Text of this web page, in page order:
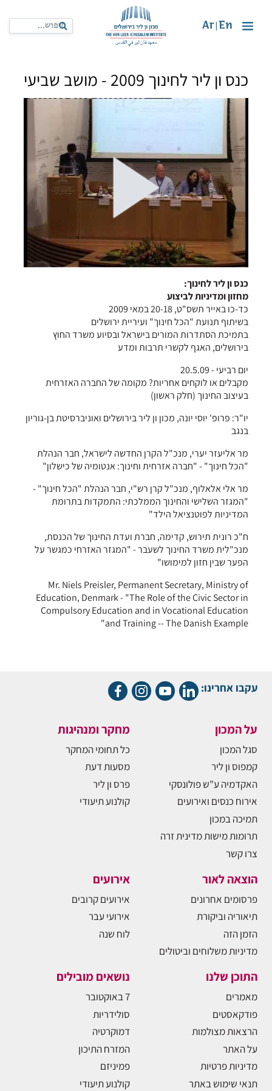
En
Ar
כנס ון ליר לחינוך 2009 - מושב שביעי
כנס ון ליר לחינוך:
מחזון ומדיניות לביצוע
כד-כו באייר תשס"ט, 20-18 במאי 2009
בשיתוף תנועת "הכּל חינוך" ועיריית ירושלים
בתמיכת הסתדרות המורים בישראל ובסיוע משרד החוץ
בירושלים, האגף לקשרי תרבות ומדע
יום רביעי - 20.5.09
מקבלים או לוקחים אחריות? מקומה של החברה האזרחית
בעיצוב החינוך (חלק ראשון)
יו"ר: פרופ' יוסי יונה, מכון ון ליר בירושלים ואוניברסיטת בן-גוריון
בנגב
מר אליעזר יערי, מנכ"ל הקרן החדשה לישראל, חבר הנהלת
"הכל חינוך" - "חברה אזרחית וחינוך: אנטומיה של כישלון"
מר אלי אלאלוף, מנכ"ל קרן רש"י, חבר הנהלת "הכל חינוך" -
"המגזר השלישי והחינוך הממלכתי: התמקדות בתרומת
המדיניות לפוטנציאל הילד"
ח"כ רונית תירוש, קדימה, חברת ועדת החינוך של הכנסת,
מנכ"לית משרד החינוך לשעבר - "המגזר האזרחי כמגשר על
הפער שבין חזון למימושו"
Mr. Niels Preisler, Permanent Secretary, Ministry of
Education, Denmark - "The Role of the Civic Sector in
Compulsory Education and in Vocational Education
and Training -- The Danish Example"
עקבו אחרינו:
על המכון
סגל המכון
קמפוס ון ליר
האקדמיה ע"ש פולונסקי
אירוח כנסים ואירועים
תמיכה במכון
תרומות מישות מדינית זרה
צרו קשר
מחקר ומנהיגות
כל תחומי המחקר
מסעות דעת
פרס ון ליר
קולנוע תיעודי
הוצאה לאור
פרסומים אחרונים
תיאוריה וביקורת
הזמן הזה
מדיניות משלוחים וביטולים
אירועים
אירועים קרובים
אירועי עבר
לוח שנה
התוכן שלנו
מאמרים
פודקאסטים
הרצאות מצולמות
על האתר
מדיניות פרטיות
תנאי שימוש באתר
נושאים מובילים
7 באוקטובר
סולידריות
דמוקרטיה
המזרח התיכון
פמיניזם
קולנוע תיעודי